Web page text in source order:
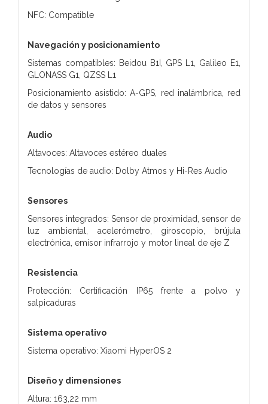
NFC: Compatible
Navegación y posicionamiento
Sistemas compatibles: Beidou B1I, GPS L1, Galileo E1,
GLONASS G1, QZSS L1
Posicionamiento asistido: A-GPS, red inalámbrica, red
de datos y sensores
Audio
Altavoces: Altavoces estéreo duales
Tecnologías de audio: Dolby Atmos y Hi-Res Audio
Sensores
Sensores integrados: Sensor de proximidad, sensor de
luz ambiental, acelerómetro, giroscopio, brújula
electrónica, emisor infrarrojo y motor lineal de eje Z
Resistencia
Protección: Certificación IP65 frente a polvo y
salpicaduras
Sistema operativo
Sistema operativo: Xiaomi HyperOS 2
Diseño y dimensiones
Altura: 163,22 mm